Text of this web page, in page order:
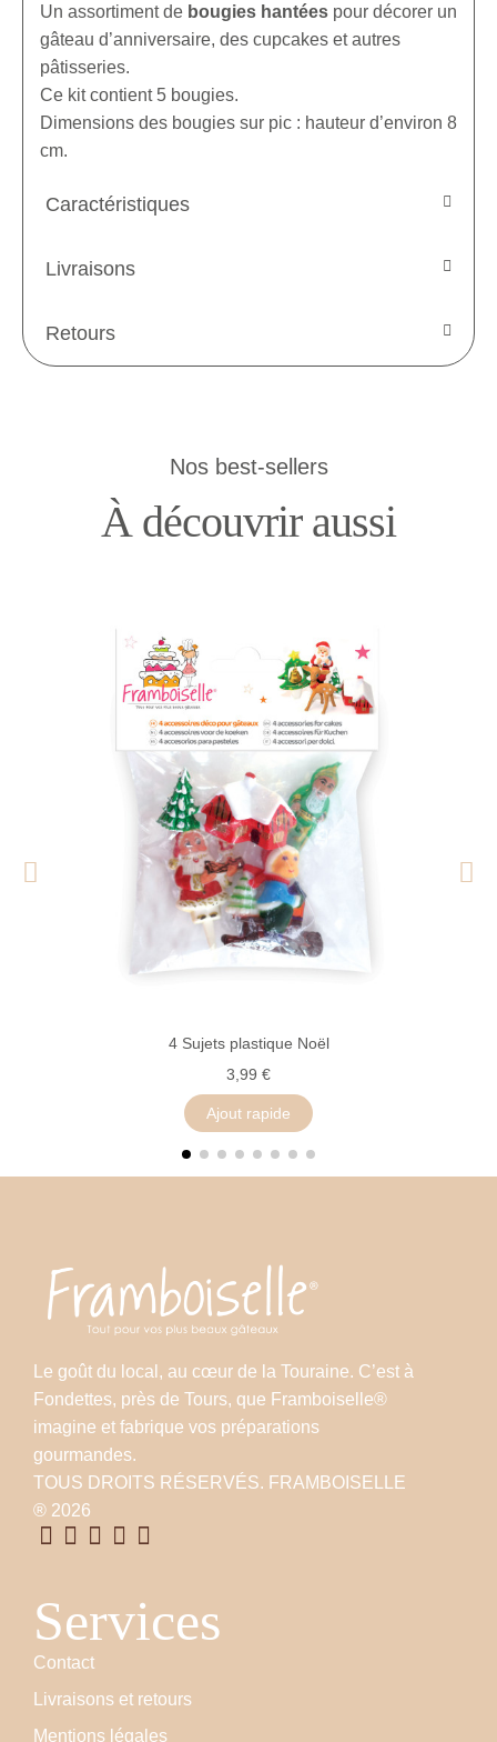
Un assortiment de bougies hantées pour décorer un
gâteau d’anniversaire, des cupcakes et autres
pâtisseries.
Ce kit contient 5 bougies.
Dimensions des bougies sur pic : hauteur d’environ 8
cm.
Caractéristiques
Livraisons
Retours
Nos best-sellers
À découvrir aussi
4 Sujets plastique Noël
3,99 €
Ajout rapide
Le goût du local, au cœur de la Touraine. C’est à
Fondettes, près de Tours, que Framboiselle®
imagine et fabrique vos préparations
gourmandes.
TOUS DROITS RÉSERVÉS. FRAMBOISELLE
® 2026
Services
Contact
Livraisons et retours
Mentions légales